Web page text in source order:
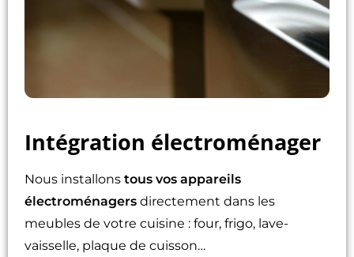
Intégration électroménager
Nous installonstous vos appareils
électroménagers directement dans les
meubles de votre cuisine : four, frigo, lave-
vaisselle, plaque de cuisson…